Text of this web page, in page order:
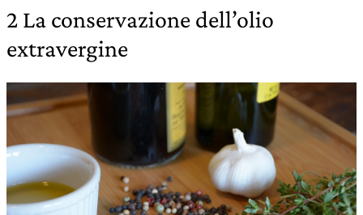
2 La conservazione dell’olio
extravergine